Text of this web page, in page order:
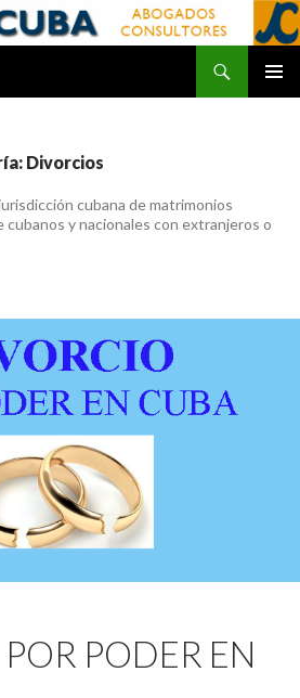
Divorcios
cubana de matrimonios
y nacionales con extranjeros o
PODER EN